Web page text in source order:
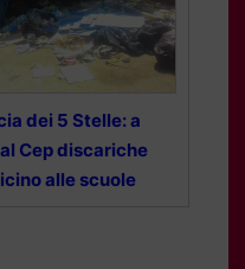
dei 5 Stelle: a
Cep discariche
alle scuole